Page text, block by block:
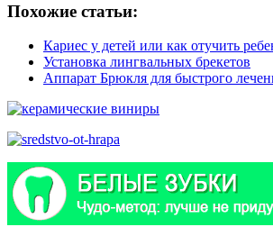
Похожие статьи:
Кариес у детей или как отучить
Установка лингвальных брекетов
Аппарат Брюкля для быстрого